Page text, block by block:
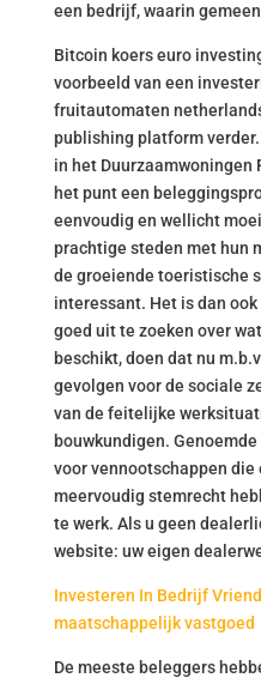
een bedrijf, waarin
Bitcoin koers euro
voorbeeld van een
fruitautomaten
publishing platform
in het Duurzaamwoningen
het punt een
eenvoudig en wellicht
prachtige steden met hun
de groeiende toeristische
interessant. Het is dan
goed uit te zoeken over
beschikt, doen dat nu
gevolgen voor de sociale
van de feitelijke
bouwkundigen.
voor vennootschappen
meervoudig stemrecht
te werk. Als u geen
website: uw eigen
Investeren In Bedrijf
maatschappelijk vastgoed
De meeste beleggers